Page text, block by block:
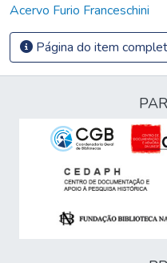
Acervo Furio Franceschini
Página do item